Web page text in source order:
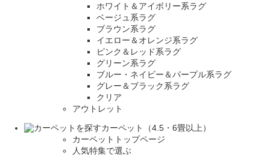
ホワイト＆アイボリー系ラグ
ベージュ系ラグ
ブラウン系ラグ
イエロー＆オレンジ系ラグ
ピンク＆レッド系ラグ
グリーン系ラグ
ブルー・ネイビー＆パープル系ラグ
グレー＆ブラック系ラグ
クリア
アウトレット
カーペット（4.5・6畳以上）
カーペットトップページ
人気特集で選ぶ